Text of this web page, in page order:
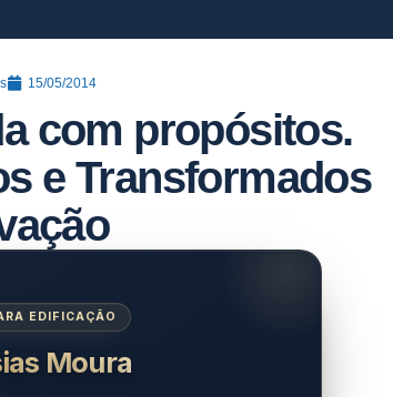
15/05/2014
com propósitos.
e Transformados
EDIFICAÇÃO
Moura